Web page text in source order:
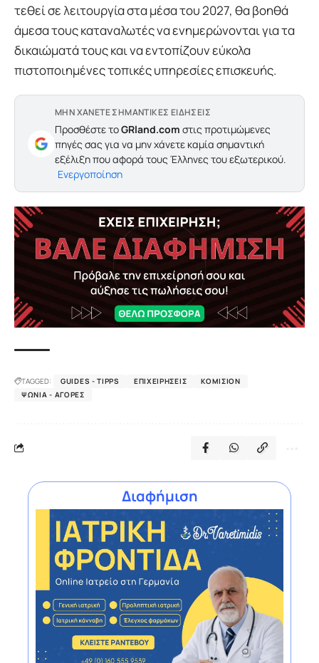
τεθεί σε λειτουργία στα μέσα του 2027, θα βοηθά
άμεσα τους καταναλωτές να ενημερώνονται για τα
δικαιώματά τους και να εντοπίζουν εύκολα
πιστοποιημένες τοπικές υπηρεσίες επισκευής.
ΜΗΝ ΧΑΝΕΤΕ ΣΗΜΑΝΤΙΚΕΣ ΕΙΔΗΣΕΙΣ
Προσθέστε τοGRland.com στις προτιμώμενες
πηγές σας για να μην χάνετε καμία σημαντική
εξέλιξη που αφορά τους Έλληνες του εξωτερικού.
Ενεργοποίηση
TAGGED: GUIDES - TIPPS ΕΠΙΧΕΙΡΉΣΕΙΣ
ΚΟΜΙΣΙΌΝ
ΨΏΝΙΑ - ΑΓΟΡΈΣ
Διαφήμιση